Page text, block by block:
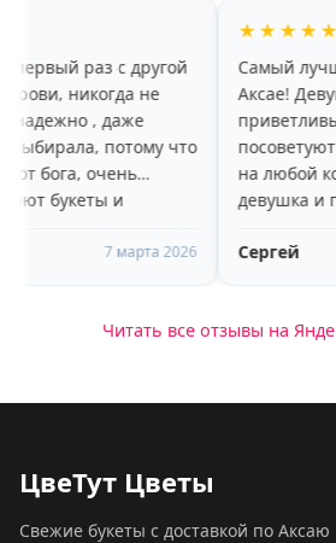
с другой
не
даже
что
и
★★★★★
Самый лучший
Аксае! Девушки
приветливы и с
посоветуют цветы,
на любой кошелёк. А
девушка и пришли за
молодой, улыбчивый
Сергей
Читать все отзывы на
ЦвеТут Цветы
Свежие букеты с доставкой по Аксаю